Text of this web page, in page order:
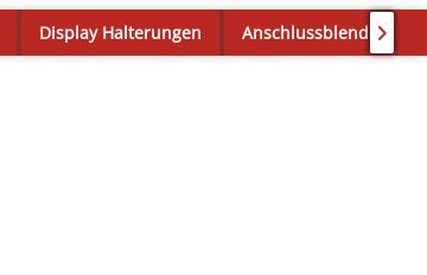
Display Halterungen Anschlussblenden
